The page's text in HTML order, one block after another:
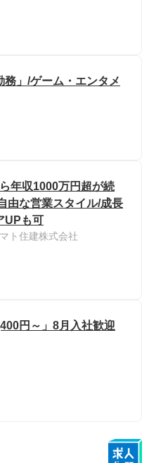
」/ゲーム・エンタメ
年収1000万円超が続
由な営業スタイル/成長
UPも可
ト住建株式会社
円～」8月入社歓迎